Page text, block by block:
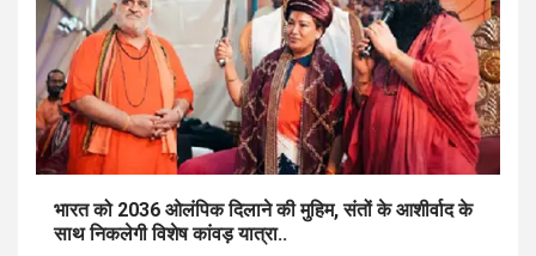
भारत को 2036 ओलंपिक दिलाने की मुहिम, संतों के आशीर्वाद के
साथ निकलेगी विशेष कांवड़ यात्रा..